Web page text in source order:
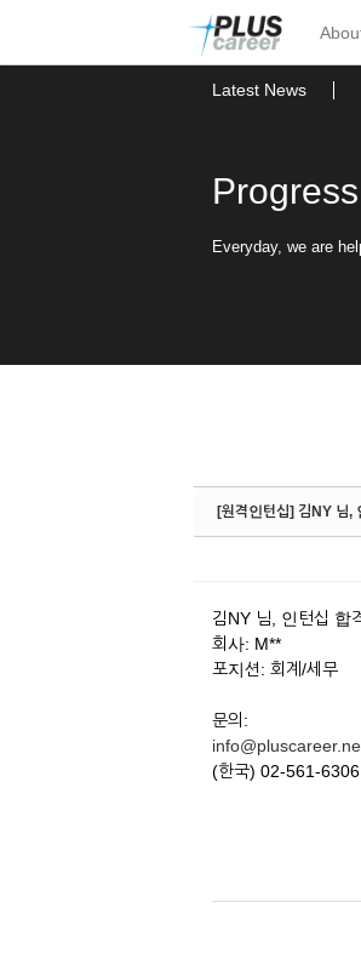
뉴
토
Latest News
Everyday, we are
[원격인턴십] 김NY 님,
김NY 님, 인턴십 합
회사: M**
포지션: 회계/세무
문의:
(한국) 02-561-